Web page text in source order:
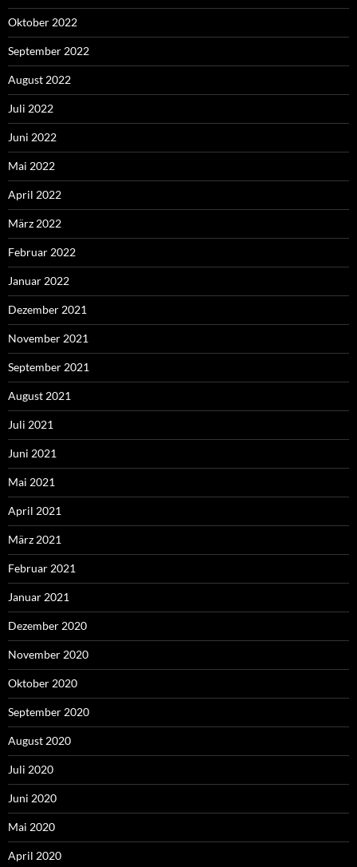
Oktober 2022
September 2022
August 2022
Juli 2022
Juni 2022
Mai 2022
April 2022
März 2022
Februar 2022
Januar 2022
Dezember 2021
November 2021
September 2021
August 2021
Juli 2021
Juni 2021
Mai 2021
April 2021
März 2021
Februar 2021
Januar 2021
Dezember 2020
November 2020
Oktober 2020
September 2020
August 2020
Juli 2020
Juni 2020
Mai 2020
April 2020